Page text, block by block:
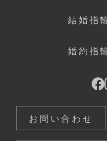
結婚指
婚約指
お問い合わせ